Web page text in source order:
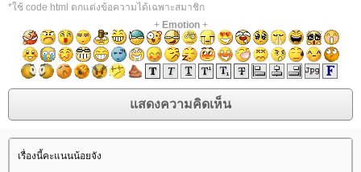
*ใช้ code html ตกแต่งข้อความได้เฉพาะสมาชิก
+ Emotion+
เรื่องนี้คะแนนน้อยจัง